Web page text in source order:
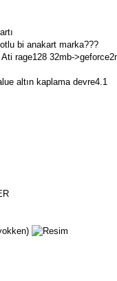
bi anakart marka???
rage128 32mb-
altın kaplama devre4.1